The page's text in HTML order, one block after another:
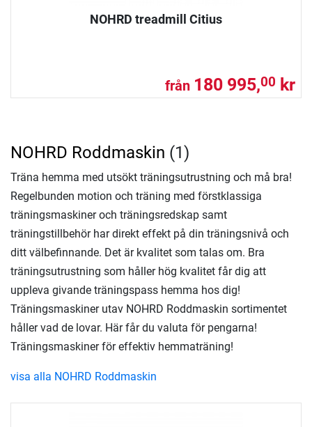
NOHRD treadmill Citius
från 180 995,00 kr
NOHRD Roddmaskin (1)
Träna hemma med utsökt träningsutrustning och må bra!
Regelbunden motion och träning med förstklassiga
träningsmaskiner och träningsredskap samt
träningstillbehör har direkt effekt på din träningsnivå och
ditt välbefinnande. Det är kvalitet som talas om. Bra
träningsutrustning som håller hög kvalitet får dig att
uppleva givande träningspass hemma hos dig!
Träningsmaskiner utav NOHRD Roddmaskin sortimentet
håller vad de lovar. Här får du valuta för pengarna!
Träningsmaskiner för effektiv hemmaträning!
visa alla NOHRD Roddmaskin